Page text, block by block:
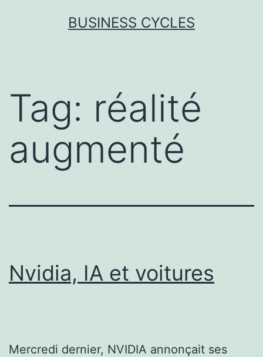
BUSINESS CYCLES
Tag: réalité
augmenté
Nvidia, IA et voitures
Mercredi dernier, NVIDIA annonçait ses